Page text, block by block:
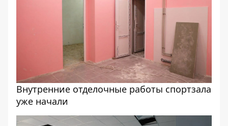
Внутренние отделочные работы спортзала
уже начали